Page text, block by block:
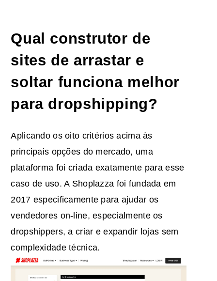
Qual construtor de
sites de arrastar e
soltar funciona melhor
para dropshipping?
Aplicando os oito critérios acima às
principais opções do mercado, uma
plataforma foi criada exatamente para esse
caso de uso. A Shoplazza foi fundada em
2017 especificamente para ajudar os
vendedores on-line, especialmente os
dropshippers, a criar e expandir lojas sem
complexidade técnica.